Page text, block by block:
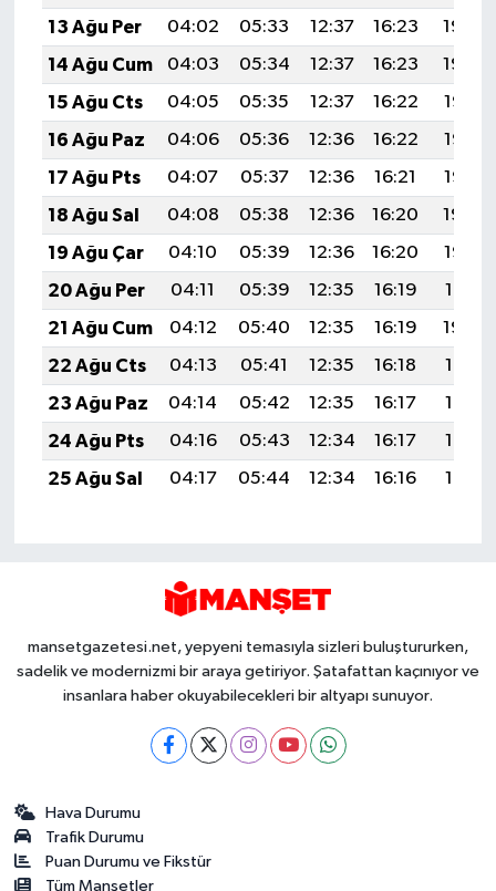
13 Ağu Per
04:02 05:33 12:37 16:23
19:30
14 Ağu Cum
04:03 05:34 12:37 16:23
19:29
15 Ağu Cts
04:05 05:35 12:37 16:22
19:28
16 Ağu Paz
04:06 05:36 12:36 16:22
19:27
17 Ağu Pts
04:07 05:37 12:36 16:21
19:25
18 Ağu Sal
04:08 05:38 12:36 16:20
19:24
19 Ağu Çar
04:10 05:39 12:36 16:20
19:23
20 Ağu Per
04:11 05:39 12:35 16:19
19:21
21 Ağu Cum
04:12 05:40 12:35 16:19
19:20
22 Ağu Cts
04:13 05:41 12:35 16:18
19:19
23 Ağu Paz
04:14 05:42 12:35 16:17
19:17
24 Ağu Pts
04:16 05:43 12:34 16:17
19:16
25 Ağu Sal
04:17 05:44 12:34 16:16 19:15
mansetgazetesi.net, yepyeni temasıyla sizleri buluştururken,
sadelik ve modernizmi bir araya getiriyor. Şatafattan kaçınıyor ve
insanlara haber okuyabilecekleri bir altyapı sunuyor.
Hava Durumu
Trafik Durumu
Puan Durumu ve Fikstür
Tüm Manşetler